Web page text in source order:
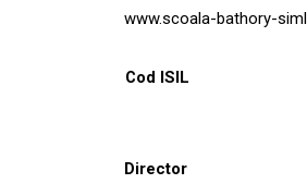
www.scoala-bathory-
Cod ISIL
Director